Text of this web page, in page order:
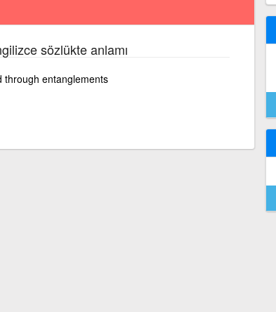
sözlükte anlamı
through entanglements